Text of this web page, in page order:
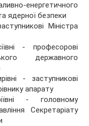
енергетичного
ядерної безпеки
Міністра
- професорові
державного
- заступникові
апарату
- головному
Секретаріату